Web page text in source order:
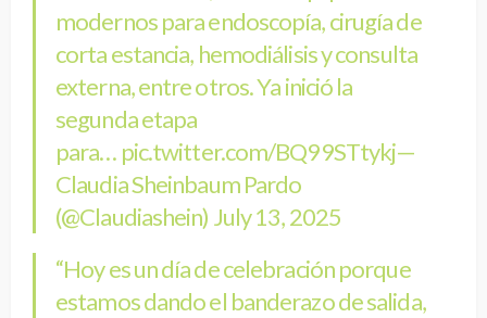
modernos para endoscopía, cirugía de
corta estancia, hemodiálisis y consulta
externa, entre otros. Ya inició la
segunda etapa
para… pic.twitter.com/BQ99STtykj—
Claudia Sheinbaum Pardo
(@Claudiashein) July 13, 2025
“Hoy es un día de celebración porque
estamos dando el banderazo de salida,